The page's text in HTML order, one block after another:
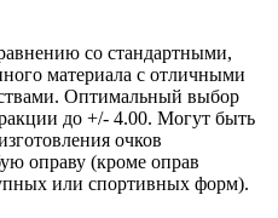
со стандартными,
материала с отличными
Оптимальный выбор
до +/- 4.00. Могут быть
очков
оправу (кроме оправ
или спортивных форм).